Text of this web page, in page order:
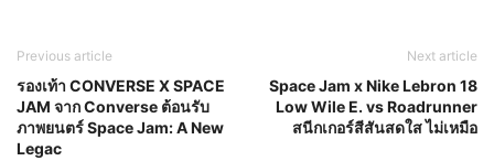
Previous article
รองเท้า CONVERSE X SPACE
JAM จาก Converse ต้อนรับ
ภาพยนตร์ Space Jam: A New
Legac
Next article
Space Jam x Nike Lebron 18
Low Wile E. vs Roadrunner
สนีกเกอร์สีสันสดใส ไม่เหมือ